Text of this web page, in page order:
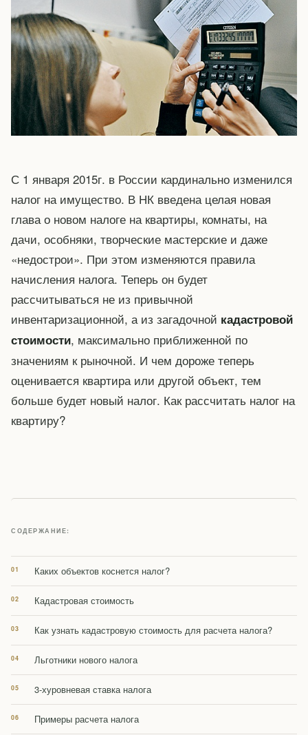
С 1 января 2015г. в России кардинально изменился
налог на имущество. В НК введена целая новая
глава о новом налоге на квартиры, комнаты, на
дачи, особняки, творческие мастерские и даже
«недострои». При этом изменяются правила
начисления налога. Теперь он будет
рассчитываться не из привычной
инвентаризационной, а из загадочной кадастровой
стоимости, максимально приближенной по
значениям к рыночной. И чем дороже теперь
оценивается квартира или другой объект, тем
больше будет новый налог. Как рассчитать налог на
квартиру?
СОДЕРЖАНИЕ:
Каких объектов коснется налог?
Кадастровая стоимость
Как узнать кадастровую стоимость для расчета налога?
Льготники нового налога
3-хуровневая ставка налога
Примеры расчета налога